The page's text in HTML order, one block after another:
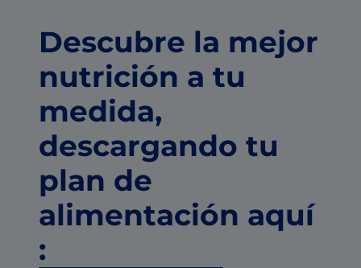
Descubre la mejor
nutrición a tu
medida,
descargando tu
plan de
alimentación aquí
: